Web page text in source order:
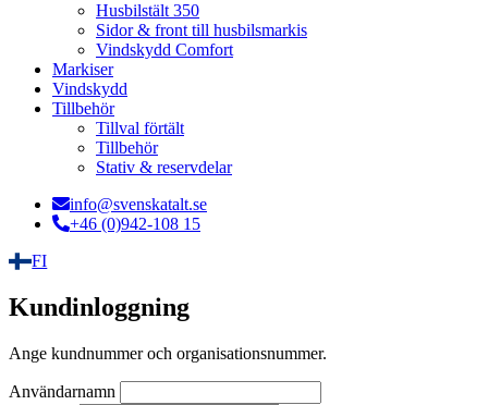
Husbilstält 350
Sidor & front till husbilsmarkis
Vindskydd Comfort
Markiser
Vindskydd
Tillbehör
Tillval förtält
Tillbehör
Stativ & reservdelar
info@svenskatalt.se
+46 (0)942-108 15
FI
Kundinloggning
Ange kundnummer och organisationsnummer.
Användarnamn